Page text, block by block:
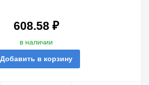
608.58 ₽
в наличии
Добавить в корзину